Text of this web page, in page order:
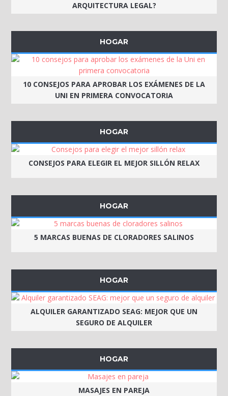
ARQUITECTURA LEGAL?
HOGAR
10 CONSEJOS PARA APROBAR LOS EXÁMENES DE LA
UNI EN PRIMERA CONVOCATORIA
HOGAR
CONSEJOS PARA ELEGIR EL MEJOR SILLÓN RELAX
HOGAR
5 MARCAS BUENAS DE CLORADORES SALINOS
HOGAR
ALQUILER GARANTIZADO SEAG: MEJOR QUE UN
SEGURO DE ALQUILER
HOGAR
MASAJES EN PAREJA